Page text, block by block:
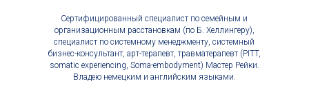
Сертифицированный специалист по семейным и
организационным расстановкам (по Б. Хеллингеру),
специалист по системному менеджменту, системный
бизнес-консультант, арт-терапевт, травматерапевт (PITT,
somatic experiencing, Soma-embodyment) Мастер Рейки.
Владею немецким и английским языками.